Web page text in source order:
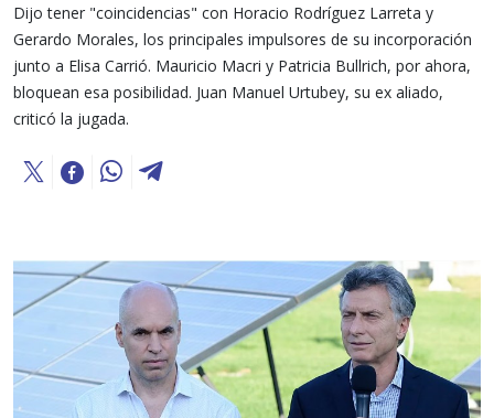
Dijo tener "coincidencias" con Horacio Rodríguez Larreta y
Gerardo Morales, los principales impulsores de su incorporación
junto a Elisa Carrió. Mauricio Macri y Patricia Bullrich, por ahora,
bloquean esa posibilidad. Juan Manuel Urtubey, su ex aliado,
criticó la jugada.